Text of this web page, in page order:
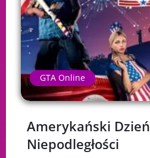
GTA Online
Amerykański Dzień
Niepodległości